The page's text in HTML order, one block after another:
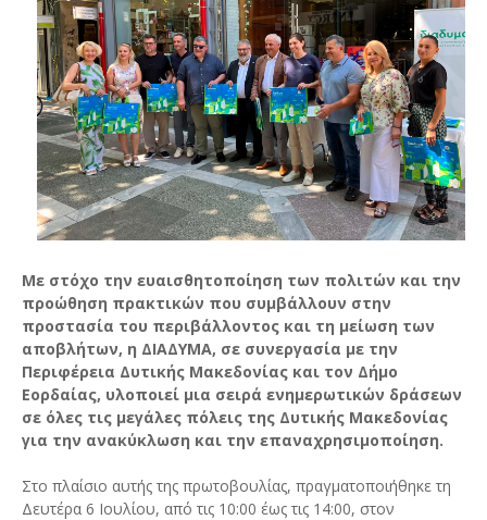
Με στόχο την ευαισθητοποίηση των πολιτών και την
προώθηση πρακτικών που συμβάλλουν στην
προστασία του περιβάλλοντος και τη μείωση των
αποβλήτων, η ΔΙΑΔΥΜΑ, σε συνεργασία με την
Περιφέρεια Δυτικής Μακεδονίας και τον Δήμο
Εορδαίας, υλοποιεί μια σειρά ενημερωτικών δράσεων
σε όλες τις μεγάλες πόλεις της Δυτικής Μακεδονίας
για την ανακύκλωση και την επαναχρησιμοποίηση.
Στο πλαίσιο αυτής της πρωτοβουλίας, πραγματοποιήθηκε τη
Δευτέρα 6 Ιουλίου, από τις 10:00 έως τις 14:00, στον